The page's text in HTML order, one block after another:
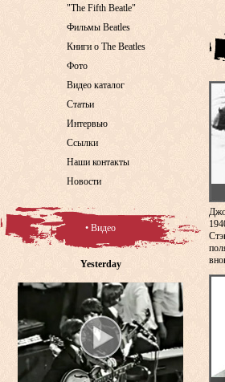
"The Fifth Beatle"
Фильмы Beatles
Книги о The Beatles
Фото
Видео каталог
Статьи
Интервью
Ссылки
Наши контакты
Новости
• Видео
Yesterday